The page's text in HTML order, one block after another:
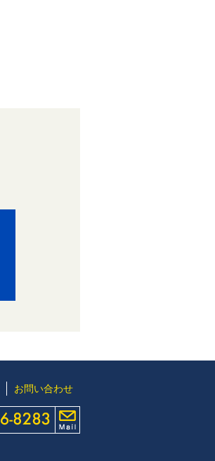
お問い合わせ